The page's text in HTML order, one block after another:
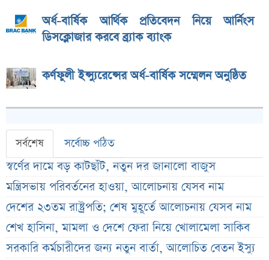
অর্ধ-বার্ষিক আর্থিক প্রতিবেদন নিয়ে আর্নিংস
ডিসক্লোজার করবে ব্র্যাক ব্যাংক
কর্ণফুলী ইন্স্যুরেন্সের অর্ধ-বার্ষিক সম্মেলন অনুষ্ঠিত
সর্বশেষ সর্বোচ্চ পঠিত
স্বর্ণের দামে বড় কাটছাঁট, নতুন দর জানালো বাজুস
মন্ত্রিসভায় পরিবর্তনের হাওয়া, আলোচনায় যেসব নাম
দেশের ২৩তম রাষ্ট্রপতি; শেষ মুহূর্তে আলোচনায় যেসব নাম
শেখ হাসিনা, মামলা ও দেশে ফেরা নিয়ে খোলামেলা সাকিব
সরকারি কর্মচারীদের জন্য নতুন বার্তা, আলোচিত বেতন ইস্যু